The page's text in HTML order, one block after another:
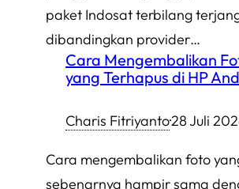
paket Indosat terbilang
dibandingkan provider…
Cara Mengembalikan
yang Terhapus di HP
Charis Fitriyanto·28 Juli
Cara mengembalikan foto
sebenarnya hampir sama